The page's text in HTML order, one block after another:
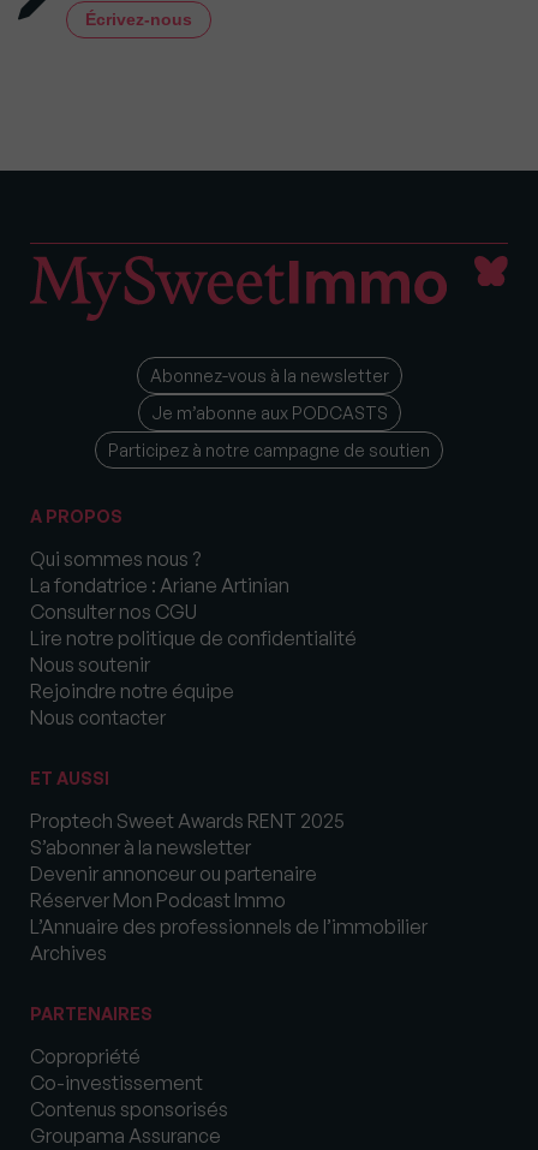
Écrivez-nous
Abonnez-vous à la newsletter
Je m’abonne aux PODCASTS
Participez à notre campagne de soutien
A PROPOS
Qui sommes nous ?
La fondatrice : Ariane Artinian
Consulter nos CGU
Lire notre politique de confidentialité
Nous soutenir
Rejoindre notre équipe
Nous contacter
ET AUSSI
Proptech Sweet Awards RENT 2025
S’abonner à la newsletter
Devenir annonceur ou partenaire
Réserver Mon Podcast Immo
L’Annuaire des professionnels de l’immobilier
Archives
PARTENAIRES
Copropriété
Co-investissement
Contenus sponsorisés
Groupama Assurance